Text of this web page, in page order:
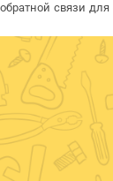
обратной связи